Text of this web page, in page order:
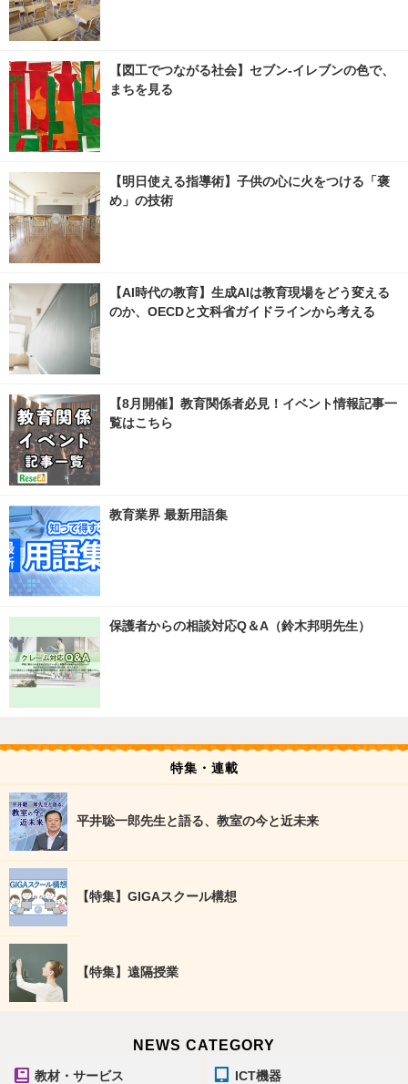
【図工でつながる社会】セブン‐イレブンの色で、
まちを見る
【明日使える指導術】子供の心に火をつける「褒
め」の技術
【AI時代の教育】生成AIは教育現場をどう変える
のか、OECDと文科省ガイドラインから考える
【8月開催】教育関係者必見！イベント情報記事一
覧はこちら
教育業界 最新用語集
保護者からの相談対応Q＆A（鈴木邦明先生）
特集・連載
平井聡一郎先生と語る、教室の今と近未来
【特集】GIGAスクール構想
【特集】遠隔授業
NEWS CATEGORY
教材・サービス ICT機器